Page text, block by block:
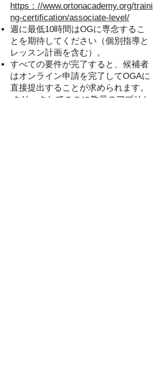
https：//www.ortonacademy.org/traini
ng-certification/associate-level/
週に最低10時間はOGに専念するこ
とを期待してください（個別指導と
レッスン計画を含む）。
すべての要件が完了すると、候補者
はオンライン申請を完了してOGAに
直接提出することが求められます。
クリックして ここに教員のアプリケ